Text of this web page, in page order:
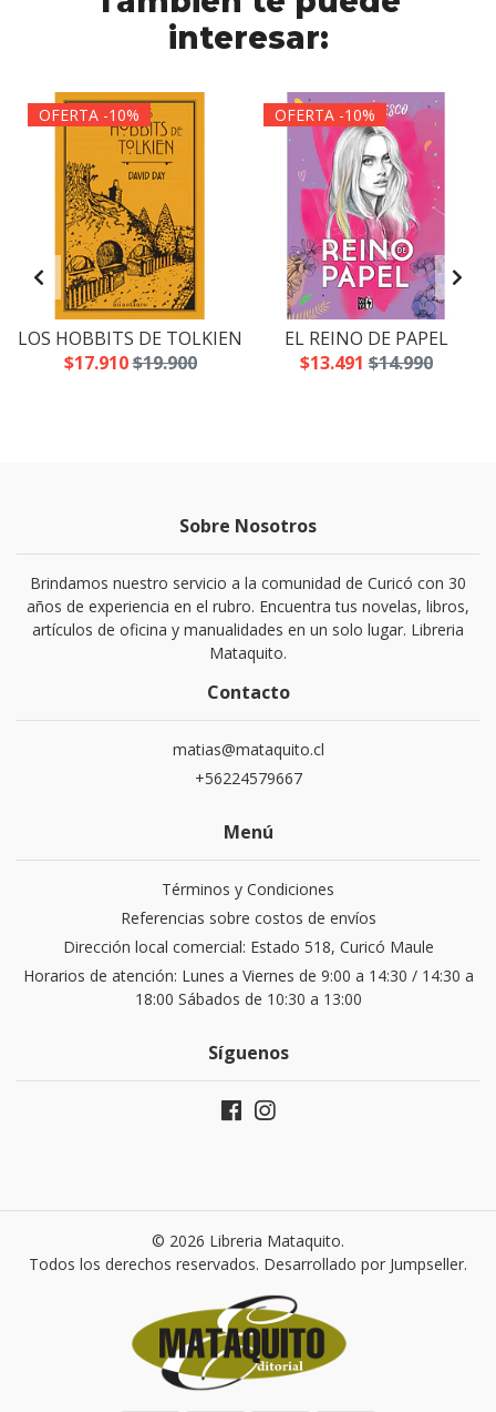
interesar:
OFERTA -10%
LOS HOBBITS DE TOLKIEN
$17.910$19.900
OFERTA -10%
EL REINO DE PAPEL
$13.491 $14.990
Sobre Nosotros
Brindamos nuestro servicio a la comunidad de Curicó con 30
años de experiencia en el rubro. Encuentra tus novelas, libros,
artículos de oficina y manualidades en un solo lugar. Libreria
Mataquito.
Contacto
matias@mataquito.cl
+56224579667
Menú
Términos y Condiciones
Referencias sobre costos de envíos
Dirección local comercial: Estado 518, Curicó Maule
Horarios de atención: Lunes a Viernes de 9:00 a 14:30 / 14:30 a
18:00 Sábados de 10:30 a 13:00
Síguenos
© 2026 Libreria Mataquito.
Todos los derechos reservados. Desarrollado por Jumpseller.